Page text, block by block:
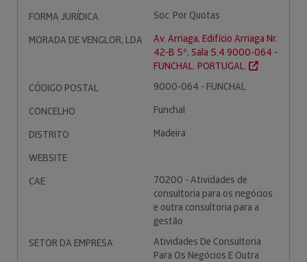
FORMA JURÍDICA
Soc. Por Quotas
MORADA DE VENGLOR, LDA
Av. Arriaga, Edifício Arriaga Nr.
42-B 5º, Sala 5.4 9000-064 -
FUNCHAL. PORTUGAL.
CÓDIGO POSTAL
9000-064 - FUNCHAL
CONCELHO
Funchal
DISTRITO
Madeira
WEBSITE
CAE
70200 - Atividades de
consultoria para os negócios
e outra consultoria para a
gestão
SETOR DA EMPRESA
Atividades De Consultoria
Para Os Negócios E Outra